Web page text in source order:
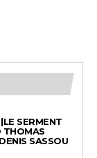
SERMENT
THOMAS
SASSOU